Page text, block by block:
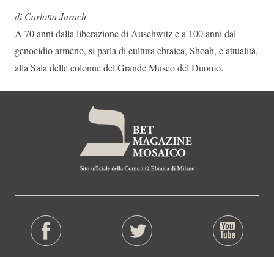
di Carlotta Jarach
A 70 anni dalla liberazione di Auschwitz e a 100 anni dal
genocidio armeno, si parla di cultura ebraica, Shoah, e attualità,
alla Sala delle colonne del Grande Museo del Duomo.